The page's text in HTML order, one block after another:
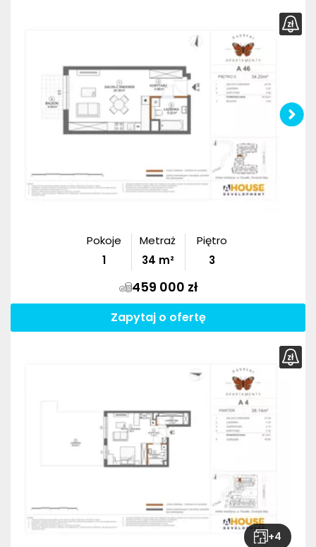
Pokoje
1
Metraż
34 m²
Piętro
3
459 000 zł
Zapytaj o ofertę
+4